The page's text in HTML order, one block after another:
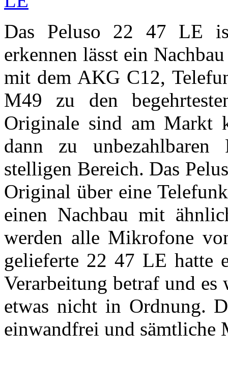
Das Peluso 22 47 LE
erkennen lässt ein
mit dem AKG C12,
M49 zu den
Originale sind am Markt
dann zu
stelligen Bereich. Das
Original über eine
einen Nachbau mit
werden alle Mikrofone
gelieferte 22 47 LE hatte
Verarbeitung betraf und
etwas nicht in Ordnung.
einwandfrei und sämtliche